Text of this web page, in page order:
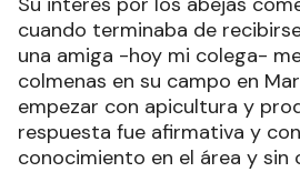
cuando terminaba de
una amiga -hoy mi colega-
colmenas en su campo en
empezar con apicultura y
respuesta fue afirmativa y
conocimiento en el área y sin